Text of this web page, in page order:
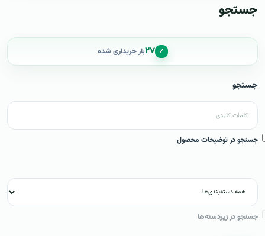
جستجو
✓ ۲۷بار خریداری شده
جستجو
جستجو در توضیحات محصول
جستجو در زیردسته‌ها